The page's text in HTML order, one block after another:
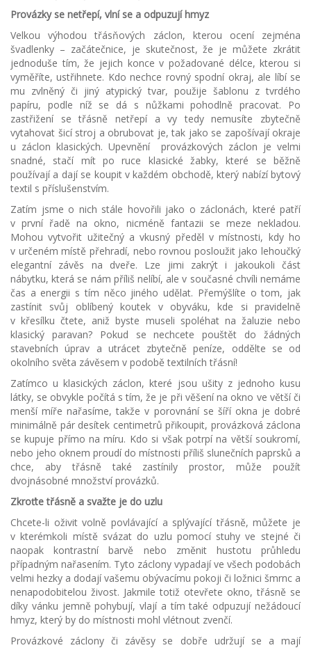
Provázky se netřepí, vlní se a odpuzují hmyz
Velkou výhodou třásňových záclon, kterou ocení zejména
švadlenky – začátečnice, je skutečnost, že je můžete zkrátit
jednoduše tím, že jejich konce v požadované délce, kterou si
vyměříte, ustřihnete. Kdo nechce rovný spodní okraj, ale líbí se
mu zvlněný či jiný atypický tvar, použije šablonu z tvrdého
papíru, podle níž se dá s nůžkami pohodlně pracovat. Po
zastřižení se třásně netřepí a vy tedy nemusíte zbytečně
vytahovat šicí stroj a obrubovat je, tak jako se zapošívají okraje
u záclon klasických. Upevnění provázkových záclon je velmi
snadné, stačí mít po ruce klasické žabky, které se běžně
používají a dají se koupit v každém obchodě, který nabízí bytový
textil s příslušenstvím.
Zatím jsme o nich stále hovořili jako o záclonách, které patří
v první řadě na okno, nicméně fantazii se meze nekladou.
Mohou vytvořit užitečný a vkusný předěl v místnosti, kdy ho
v určeném místě přehradí, nebo rovnou posloužit jako lehoučký
elegantní závěs na dveře. Lze jimi zakrýt i jakoukoli část
nábytku, která se nám příliš nelíbí, ale v současné chvíli nemáme
čas a energii s tím něco jiného udělat. Přemýšlíte o tom, jak
zastínit svůj oblíbený koutek v obyváku, kde si pravidelně
v křesílku čtete, aniž byste museli spoléhat na žaluzie nebo
klasický paravan? Pokud se nechcete pouštět do žádných
stavebních úprav a utrácet zbytečně peníze, oddělte se od
okolního světa závěsem v podobě textilních třásní!
Zatímco u klasických záclon, které jsou ušity z jednoho kusu
látky, se obvykle počítá s tím, že je při věšení na okno ve větší či
menší míře nařasíme, takže v porovnání se šíří okna je dobré
minimálně pár desítek centimetrů přikoupit, provázková záclona
se kupuje přímo na míru. Kdo si však potrpí na větší soukromí,
nebo jeho oknem proudí do místnosti příliš slunečních paprsků a
chce, aby třásně také zastínily prostor, může použít
dvojnásobné množství provázků.
Zkroťte třásně a svažte je do uzlu
Chcete-li oživit volně povlávající a splývající třásně, můžete je
v kterémkoli místě svázat do uzlu pomocí stuhy ve stejné či
naopak kontrastní barvě nebo změnit hustotu průhledu
případným nařasením. Tyto záclony vypadají ve všech podobách
velmi hezky a dodají vašemu obývacímu pokoji či ložnici šmrnc a
nenapodobitelou živost. Jakmile totiž otevřete okno, třásně se
díky vánku jemně pohybují, vlají a tím také odpuzují nežádoucí
hmyz, který by do místnosti mohl vlétnout zvenčí.
Provázkové záclony či závěsy se dobře udržují se a mají